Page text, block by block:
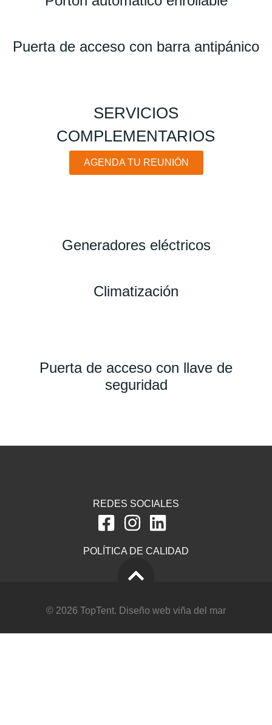
Puerta de acceso con barra antipánico
SERVICIOS
COMPLEMENTARIOS
AGENDA TU REUNIÓN
Generadores eléctricos
Climatización
Puerta de acceso con llave de
seguridad
REDES SOCIALES
POLÍTICA DE CALIDAD
© 2026 TopTent. Diseño web viña del mar